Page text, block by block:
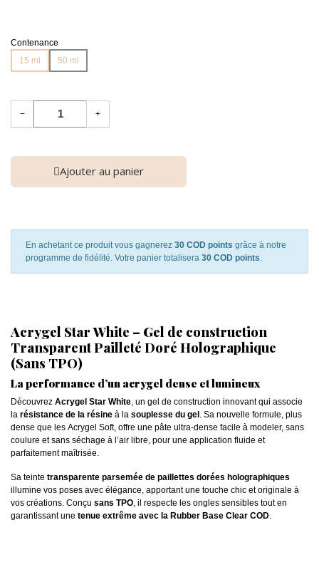
Contenance
15 ml
50 ml
− +
Ajouter au panier
En achetant ce produit vous gagnerez 30 COD points grâce à notre
programme de fidélité. Votre panier totalisera 30 COD points.
Acrygel Star White – Gel de construction
Transparent Pailleté Doré Holographique
(Sans TPO)
La performance d’un acrygel dense et lumineux
Découvrez Acrygel Star White, un gel de construction innovant qui associe
la résistance de la résine à la souplesse du gel. Sa nouvelle formule, plus
dense que les Acrygel Soft, offre une pâte ultra-dense facile à modeler, sans
coulure et sans séchage à l’air libre, pour une application fluide et
parfaitement maîtrisée.
Sa teinte transparente parsemée de paillettes dorées holographiques
illumine vos poses avec élégance, apportant une touche chic et originale à
vos créations. Conçu sans TPO, il respecte les ongles sensibles tout en
garantissant une tenue extrême avec la Rubber Base Clear COD.